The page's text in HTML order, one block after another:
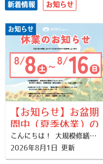
新着情報 お知らせ
【お知らせ】お盆期
間中（夏季休業）の
営業日・休業日のご
案内
こんにちは！ 大規模修繕専門店 修繕ひらまつ です！ いつも当店をご愛顧いただき、誠にありがとうございます。 誠に勝手ながら、下記の日程でお盆期間中の夏季休業をいただきます。 期間中はご不便をおかけいたしますが、何卒ご理解のほどよろしくお願い申し上げます。
2026年8月1日 更新
お知らせ